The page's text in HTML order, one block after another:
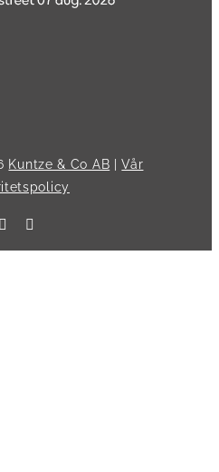
Kuntze & Co AB |Vår
Facebook